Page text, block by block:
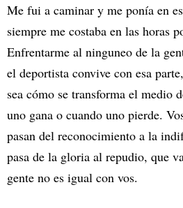
Me fui a caminar y me ponía en
siempre me costaba en las horas
Enfrentarme al ninguneo de la
el deportista convive con esa
sea cómo se transforma el medio
uno gana o cuando uno pierde.
pasan del reconocimiento a la
pasa de la gloria al repudio, que
gente no es igual con vos.